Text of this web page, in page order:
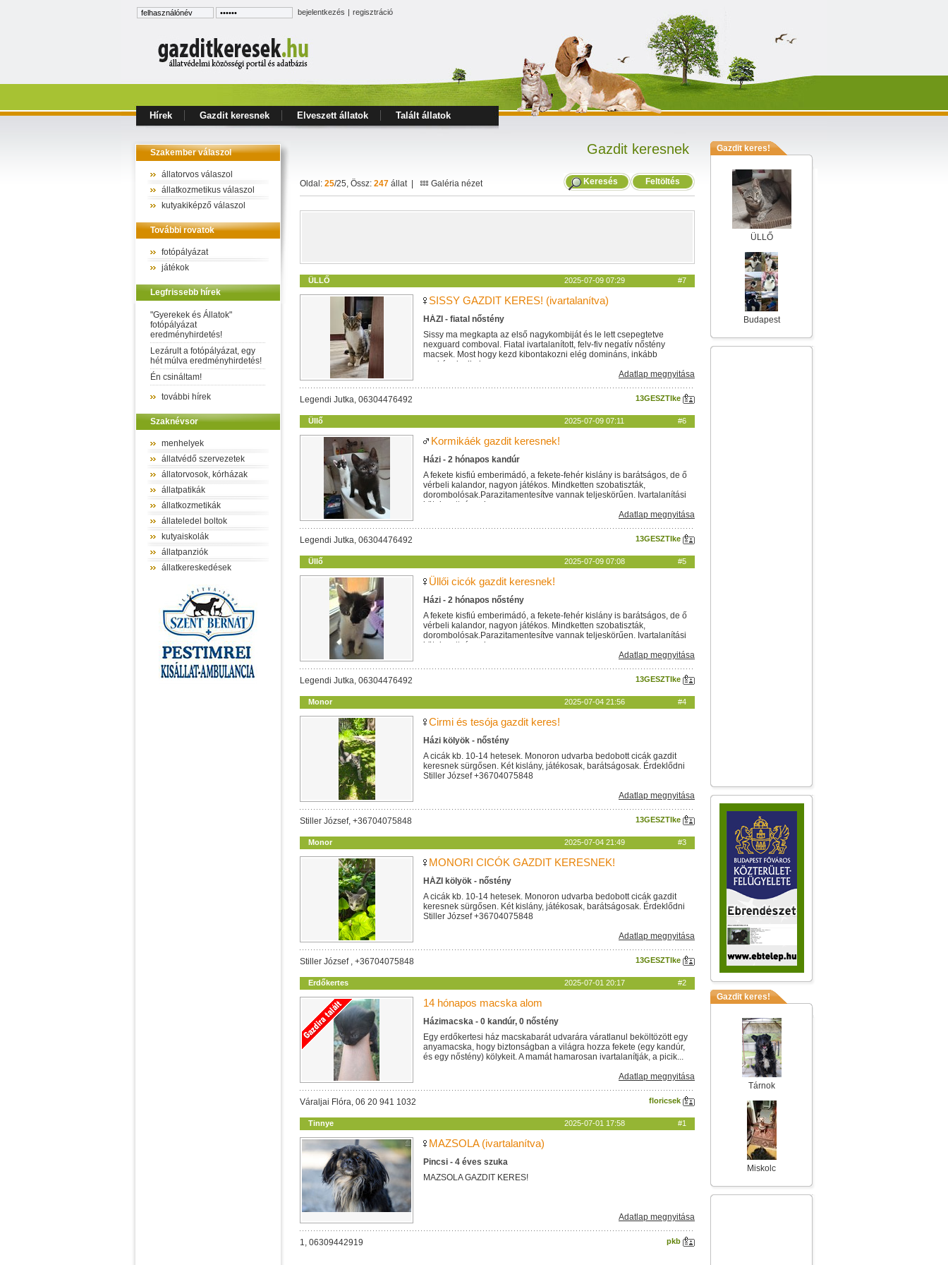
bejelentkezés | regisztráció
Hírek Gazdit keresnek Elveszett állatok Talált állatok
Szakember válaszol
állatorvos válaszol
állatkozmetikus válaszol
kutyakiképző válaszol
További rovatok
fotópályázat
játékok
Legfrissebb hírek
"Gyerekek és Állatok"
fotópályázat
eredményhirdetés!
Lezárult a fotópályázat, egy
hét múlva eredményhirdetés!
Én csináltam!
további hírek
Szaknévsor
menhelyek
állatvédő szervezetek
állatorvosok, kórházak
állatpatikák
állatkozmetikák
állateledel boltok
kutyaiskolák
állatpanziók
állatkereskedések
Gazdit keresnek
Oldal: 25/25, Össz: 247 állat | Galéria nézet Feltöltés
Keresés
ÜLLŐ 2025-07-09 07:29 #7
SISSY GAZDIT KERES! (ivartalanítva)
HÁZI - fiatal nőstény
Sissy ma megkapta az első nagykombiját és le lett csepegtetve
nexguard comboval. Fiatal ivartalanított, felv-fiv negatív nőstény
macsek. Most hogy kezd kibontakozni elég domináns, inkább
egykének alkalmas....
Adatlap megnyitása
Legendi Jutka, 06304476492 13GESZTIke
Üllő 2025-07-09 07:11 #6
Kormikáék gazdit keresnek!
Házi - 2 hónapos kandúr
A fekete kisfiú emberimádó, a fekete-fehér kislány is barátságos, de ő
vérbeli kalandor, nagyon játékos. Mindketten szobatiszták,
dorombolósak.Parazitamentesítve vannak teljeskörűen. Ivartalanítási
kötelezettséggel...
Adatlap megnyitása
Legendi Jutka, 06304476492 13GESZTIke
Üllő 2025-07-09 07:08 #5
Üllői cicók gazdit keresnek!
Házi - 2 hónapos nőstény
A fekete kisfiú emberimádó, a fekete-fehér kislány is barátságos, de ő
vérbeli kalandor, nagyon játékos. Mindketten szobatiszták,
dorombolósak.Parazitamentesítve vannak teljeskörűen. Ivartalanítási
kötelezettséggel...
Adatlap megnyitása
Legendi Jutka, 06304476492 13GESZTIke
Monor 2025-07-04 21:56 #4
Cirmi és tesója gazdit keres!
Házi kölyök - nőstény
A cicák kb. 10-14 hetesek. Monoron udvarba bedobott cicák gazdit
keresnek sürgősen. Két kislány, játékosak, barátságosak. Érdeklődni
Stiller József +36704075848
Adatlap megnyitása
Stiller József, +36704075848 13GESZTIke
Monor 2025-07-04 21:49 #3
MONORI CICÓK GAZDIT KERESNEK!
HÁZI kölyök - nőstény
A cicák kb. 10-14 hetesek. Monoron udvarba bedobott cicák gazdit
keresnek sürgősen. Két kislány, játékosak, barátságosak. Érdeklődni
Stiller József +36704075848
Adatlap megnyitása
Stiller József , +36704075848 13GESZTIke
Erdőkertes 2025-07-01 20:17 #2
14 hónapos macska alom
Házimacska - 0 kandúr, 0 nőstény
Egy erdőkertesi ház macskabarát udvarára váratlanul beköltözött egy
anyamacska, hogy biztonságban a világra hozza fekete (egy kandúr,
és egy nőstény) kölykeit. A mamát hamarosan ivartalanítják, a picik...
Adatlap megnyitása
Váraljai Flóra, 06 20 941 1032 floricsek
Tinnye 2025-07-01 17:58 #1
MAZSOLA (ivartalanítva)
Pincsi - 4 éves szuka
MAZSOLA GAZDIT KERES!
Adatlap megnyitása
1, 06309442919 pkb
Gazdit keres!
ÜLLŐ
Budapest
Gazdit keres!
Tárnok
Miskolc